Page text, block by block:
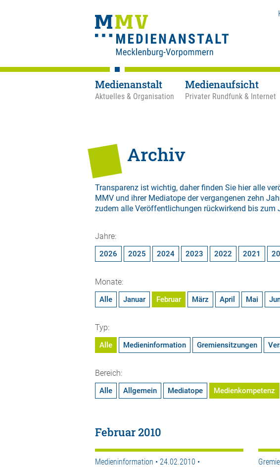
Medienanstalt
Aktuelles & Organisation
Medienaufsicht
Privater Rundfunk & Internet
Archiv
Transparenz ist wichtig, daher finden Sie hier alle
MMV und ihrer Mediatope der vergangenen zehn
zudem alle Veröffentlichungen rückwirkend bis zum
Jahre:
2026 2025 2024 2023 2022 2021
Monate:
Alle Januar Februar März April Mai
Typ:
Alle Medieninformation Gremiensitzungen
Bereich:
Alle Allgemein Mediatope Medienkompetenz
Februar 2010
Medieninformation • 24.02.2010 •